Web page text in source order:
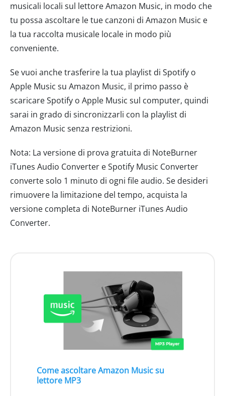
musicali locali sul lettore Amazon Music, in modo che
tu possa ascoltare le tue canzoni di Amazon Music e
la tua raccolta musicale locale in modo più
conveniente.
Se vuoi anche trasferire la tua playlist di Spotify o
Apple Music su Amazon Music, il primo passo è
scaricare Spotify o Apple Music sul computer, quindi
sarai in grado di sincronizzarli con la playlist di
Amazon Music senza restrizioni.
Nota: La versione di prova gratuita di NoteBurner
iTunes Audio Converter e Spotify Music Converter
converte solo 1 minuto di ogni file audio. Se desideri
rimuovere la limitazione del tempo, acquista la
versione completa di NoteBurner iTunes Audio
Converter.
Come ascoltare Amazon Music su
lettore MP3